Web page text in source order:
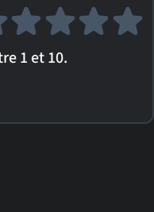
1 et 10.